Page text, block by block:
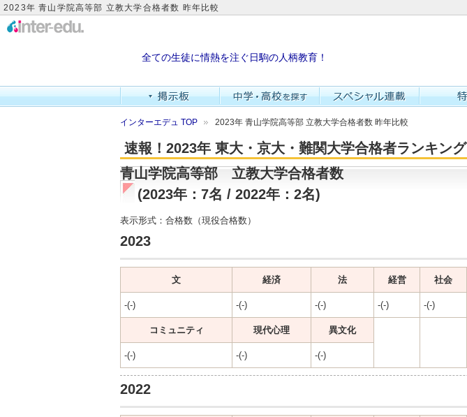
2023年 青山学院高等部 立教大学合格者数 昨年比較
全ての生徒に情熱を注ぐ日駒の人柄教育！
インターエデュ TOP 2023年 青山学院高等部 立教大学合格者数 昨年比較
速報！2023年 東大・京大・難関大学合格者ランキング
青山学院高等部 立教大学合格者数
(2023年：7名 / 2022年：2名)
表示形式：合格数（現役合格数）
2023
文 経済 法 経営 社会
-(-)
-(-) -(-) -(-) -(-)
コミュニティ 現代心理
異文化
-(-)
-(-) -(-)
2022